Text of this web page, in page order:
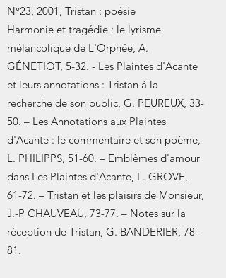
N°23, 2001, Tristan : poésie
Harmonie et tragédie : le lyrisme
mélancolique de L'Orphée, A.
GÉNETIOT, 5-32. - Les Plaintes d'Acante
et leurs annotations : Tristan à la
recherche de son public, G. PEUREUX, 33-
50. – Les Annotations aux Plaintes
d'Acante : le commentaire et son poème,
L. PHILIPPS, 51-60. – Emblèmes d'amour
dans Les Plaintes d'Acante, L. GROVE,
61-72. – Tristan et les plaisirs de Monsieur,
J.-P CHAUVEAU, 73-77. – Notes sur la
réception de Tristan, G. BANDERIER, 78 –
81.